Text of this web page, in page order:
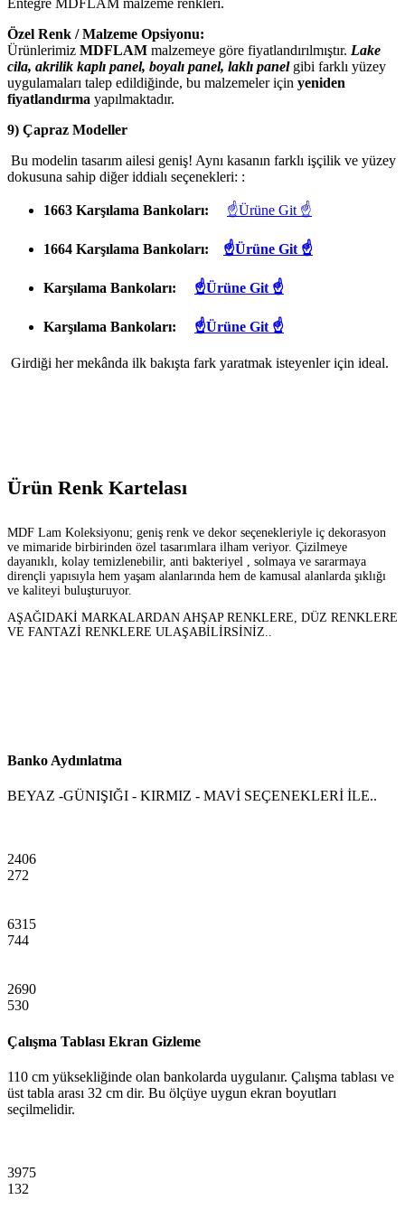
Entegre MDFLAM malzeme renkleri.
Özel Renk / Malzeme Opsiyonu:
Ürünlerimiz MDFLAM malzemeye göre fiyatlandırılmıştır. Lake
cila, akrilik kaplı panel, boyalı panel, laklı panel gibi farklı yüzey
uygulamaları talep edildiğinde, bu malzemeler için yeniden
fiyatlandırma yapılmaktadır.
9) Çapraz Modeller
Bu modelin tasarım ailesi geniş! Aynı kasanın farklı işçilik ve yüzey
dokusuna sahip diğer iddialı seçenekleri: :
1663 Karşılama Bankoları: ☝Ürüne Git ☝
1664 Karşılama Bankoları: ☝Ürüne Git ☝
Karşılama Bankoları: ☝Ürüne Git ☝
Karşılama Bankoları: ☝Ürüne Git ☝
Girdiği her mekânda ilk bakışta fark yaratmak isteyenler için ideal.
Ürün Renk Kartelası
MDF Lam Koleksiyonu; geniş renk ve dekor seçenekleriyle iç dekorasyon
ve mimaride birbirinden özel tasarımlara ilham veriyor. Çizilmeye
dayanıklı, kolay temizlenebilir, anti bakteriyel , solmaya ve sararmaya
dirençli yapısıyla hem yaşam alanlarında hem de kamusal alanlarda şıklığı
ve kaliteyi buluşturuyor.
AŞAĞIDAKİ MARKALARDAN AHŞAP RENKLERE, DÜZ RENKLERE
VE FANTAZİ RENKLERE ULAŞABİLİRSİNİZ..
Banko Aydınlatma
BEYAZ -GÜNIŞIĞI - KIRMIZ - MAVİ SEÇENEKLERİ İLE..
2406
272
6315
744
2690
530
Çalışma Tablası Ekran Gizleme
110 cm yüksekliğinde olan bankolarda uygulanır. Çalışma tablası ve
üst tabla arası 32 cm dir. Bu ölçüye uygun ekran boyutları
seçilmelidir.
3975
132